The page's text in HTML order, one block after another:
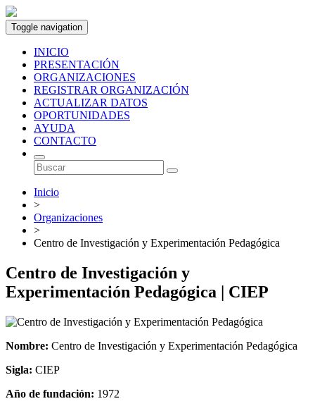
Toggle navigation
INICIO
PRESENTACIÓN
ORGANIZACIONES
REGISTRAR ORGANIZACIÓN
ACTUALIZAR DATOS
OPORTUNIDADES
AYUDA
CONTACTO
Inicio
>
Organizaciones
>
Centro de Investigación y Experimentación Pedagógica
Centro de Investigación y
Experimentación Pedagógica | CIEP
Nombre: Centro de Investigación y Experimentación Pedagógica
Sigla: CIEP
Año de fundación: 1972